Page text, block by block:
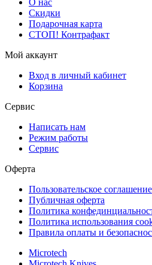
О нас
Скидки
Подарочная карта
СТОП! Контрафакт
Мой аккаунт
Вход в личный кабинет
Корзина
Сервис
Написать нам
Режим работы
Сервис
Оферта
Пользовательское соглашение
Публичная оферта
Политика
Политика использования
Правила оплаты и
Microtech